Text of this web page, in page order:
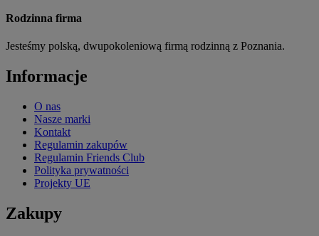
Rodzinna firma
Jesteśmy polską, dwupokoleniową firmą rodzinną z Poznania.
Informacje
O nas
Nasze marki
Kontakt
Regulamin zakupów
Regulamin Friends Club
Polityka prywatności
Projekty UE
Zakupy